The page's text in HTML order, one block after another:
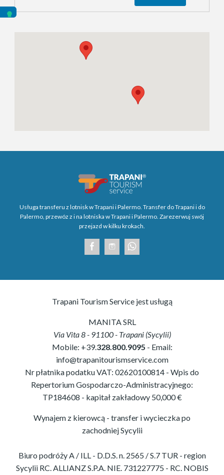
Usługa transferu z lotnisk w Trapani i Palermo. Transfer do Trapani i do
Palermo, przewóz z i na lotniska w Trapani i Palermo. Zarezerwuj swój
przejazd w kilku krokach.
Trapani Tourism Service jest usługą
MANITA SRL
Via Vita 8- 91100- Trapani(Sycylii)
Mobile: +39.328.800.9095 - Email:
info@trapanitourismservice.com
Nr płatnika podatku VAT: 02620100814 - Wpis do
Repertorium Gospodarczo-Administracyjnego:
TP184608 - kapitał zakładowy 50,000 €
Wynajem z kierowcą - transfer i wycieczka po
zachodniej Sycylii
Biuro podróży A / ILL - D.D.S. n. 2565 / S.7 TUR - region
Sycylii RC. ALLIANZ S.P.A. NIE. 731227775 - RC. NOBIS